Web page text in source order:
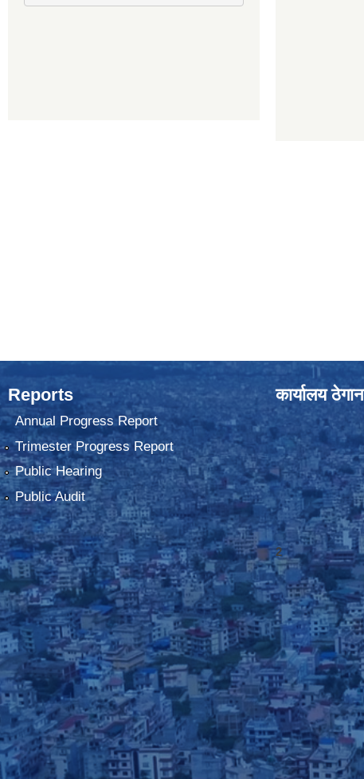
Reports
Annual Progress Report
Trimester Progress Report
Public Hearing
Public Audit
कार्यालय
2